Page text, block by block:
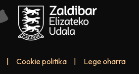
Cookie politika Lege oharra